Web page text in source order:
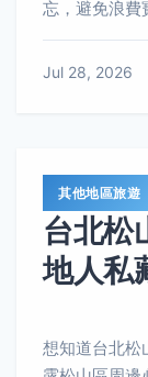
忘，避免浪費
Jul 28, 2026
其他地區旅遊
台北松
地人私
想知道台北松